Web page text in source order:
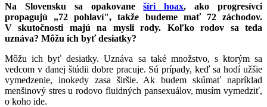
Na Slovensku sa opakovanešíri hoax, ako progresívci
propagujú „72 pohlaví", takže budeme mať 72 záchodov.
V skutočnosti majú na mysli rody. Koľko rodov sa teda
uznáva? Môžu ich byť desiatky?
Môžu ich byť desiatky. Uznáva sa také množstvo, s ktorým sa
vedcom v danej štúdii dobre pracuje. Sú prípady, keď sa hodí užšie
vymedzenie, inokedy zasa širšie. Ak budem skúmať napríklad
menšinový stres u rodovo fluidných pansexuálov, musím vymedziť,
o koho ide.